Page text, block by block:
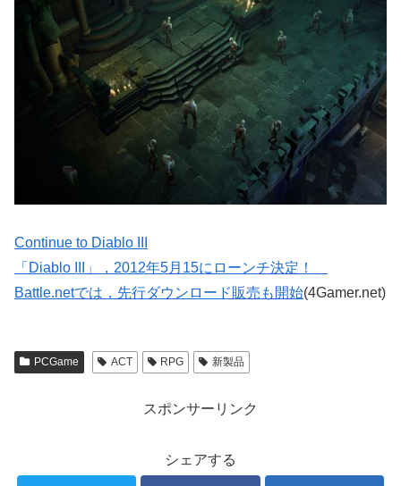
Continue to Diablo III
「Diablo III」，2012年5月15にローンチ決定！
Battle.netでは，先行ダウンロード販売も開始(4Gamer.net)
PCGame ACT RPG 新製品
スポンサーリンク
シェアする